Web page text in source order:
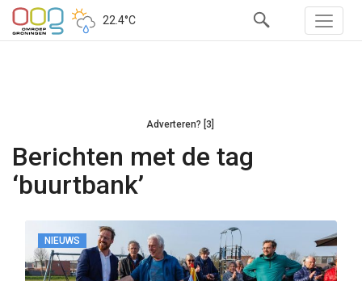
22.4°C
Adverteren? [3]
Berichten met de tag
‘buurtbank’
NIEUWS